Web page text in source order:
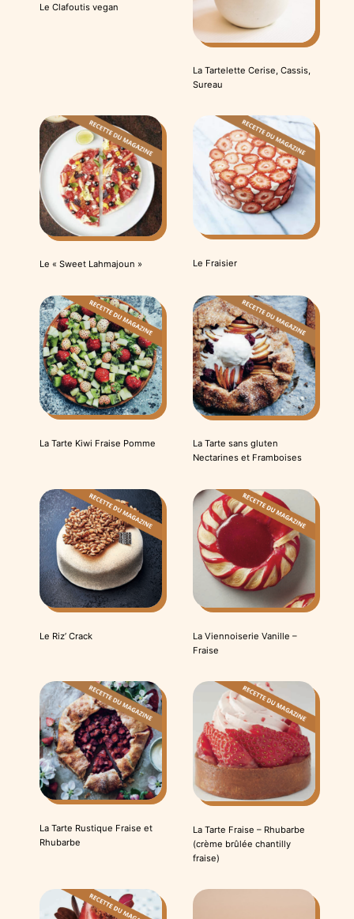
Le Clafoutis vegan
La Tartelette Cerise, Cassis,
Sureau
Le « Sweet Lahmajoun » Le Fraisier
La Tarte Kiwi Fraise Pomme
La Tarte sans gluten
Nectarines et Framboises
Le Riz’ Crack
La Viennoiserie Vanille –
Fraise
La Tarte Rustique Fraise et
Rhubarbe
La Tarte Fraise – Rhubarbe
(crème brûlée chantilly
fraise)